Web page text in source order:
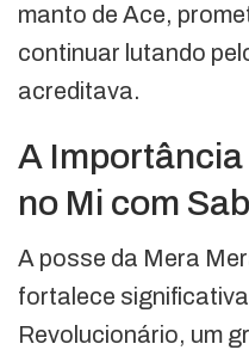
manto de Ace,
continuar lutando
acreditava.
A
no Mi com
A posse da Mera
fortalece
Revolucionário, um